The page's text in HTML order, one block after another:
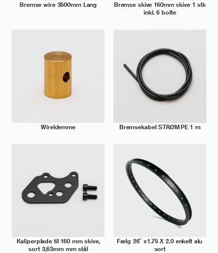
Bremse wire 3500mm Lang
Bremse skive 160mm skive 1 stk
inkl. 6 bolte
Wireklemme Bremsekabel STRØMPE 1 m
Kaliperplade til 160 mm skive,
sort 3,63mm mm stål
Fælg 26″ x1.75 X 2.0 enkelt alu
sort